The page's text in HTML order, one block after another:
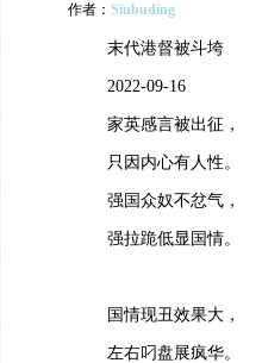
作者： Siubuding
末代港督被斗垮
2022-09-16
家英感言被出征，
只因内心有人性。
强国众奴不忿气，
强拉跪低显国情。
国情现丑效果大，
左右叼盘展疯华。